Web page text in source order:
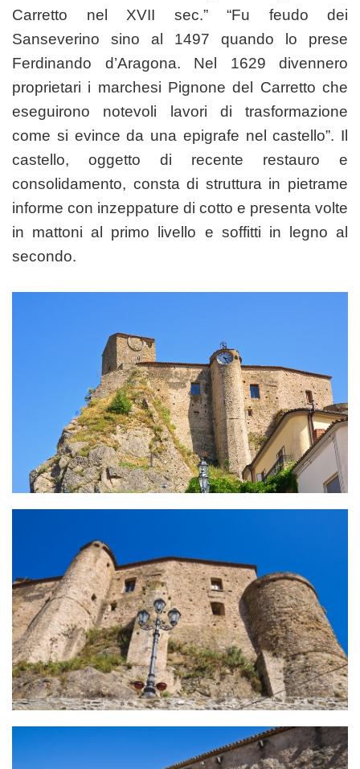
Carretto nel XVII sec.” “Fu feudo dei
Sanseverino sino al 1497 quando lo prese
Ferdinando d’Aragona. Nel 1629 divennero
proprietari i marchesi Pignone del Carretto che
eseguirono notevoli lavori di trasformazione
come si evince da una epigrafe nel castello”. Il
castello, oggetto di recente restauro e
consolidamento, consta di struttura in pietrame
informe con inzeppature di cotto e presenta volte
in mattoni al primo livello e soffitti in legno al
secondo.